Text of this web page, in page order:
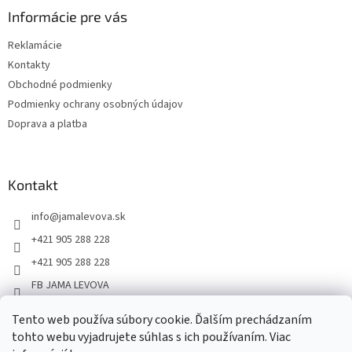
Tento web používa súbory cookie. Ďalším prechádzaním
tohto webu vyjadrujete súhlas s ich používaním. Viac
Informácie pre vás
Reklamácie
Kontakty
Obchodné podmienky
Podmienky ochrany osobných údajov
Doprava a platba
Kontakt
info@jamalevova.sk
+421 905 288 228
+421 905 288 228
FB JAMA LEVOVA
JamaLevova